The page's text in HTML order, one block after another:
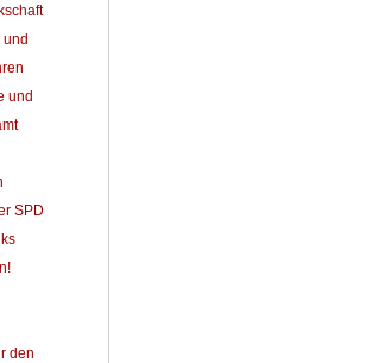
und
und
SPD
den